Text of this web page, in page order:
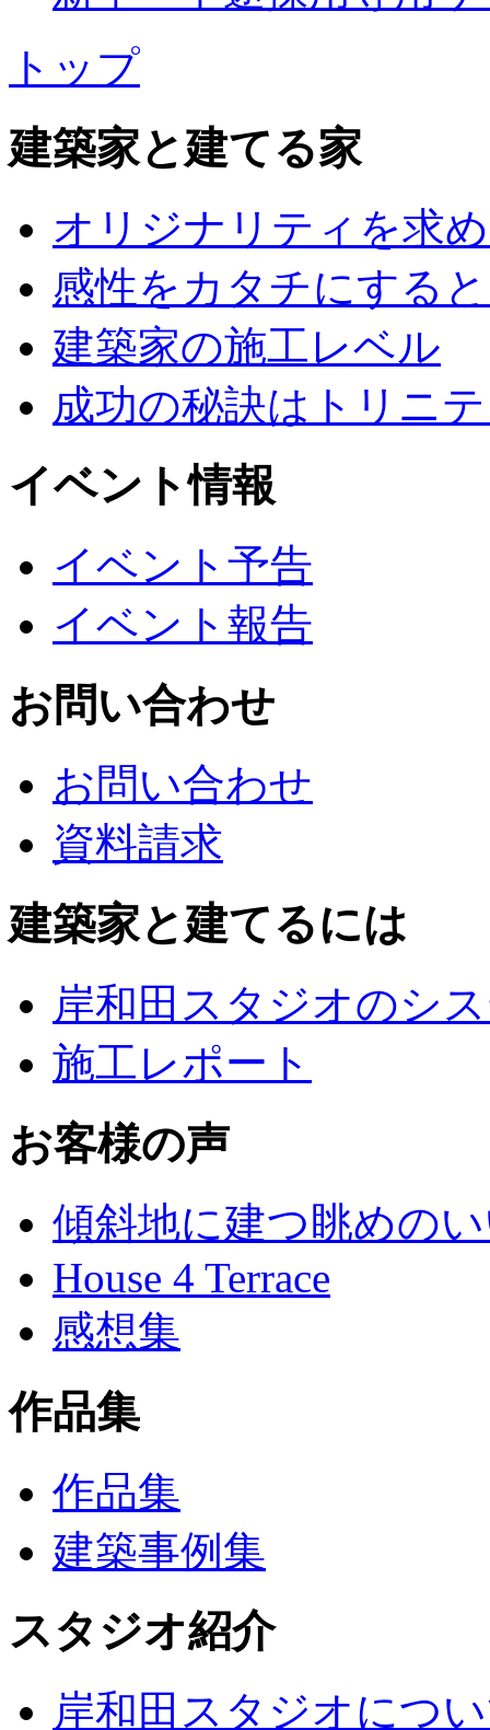
トップ
建築家と建てる家
オリジナリティを求
感性をカタチにする
建築家の施工レベル
成功の秘訣はトリニ
イベント情報
イベント予告
イベント報告
お問い合わせ
お問い合わせ
資料請求
建築家と建てるには
岸和田スタジオのシ
施工レポート
お客様の声
傾斜地に建つ眺めの
House 4 Terrace
感想集
作品集
作品集
建築事例集
スタジオ紹介
岸和田スタジオにつ